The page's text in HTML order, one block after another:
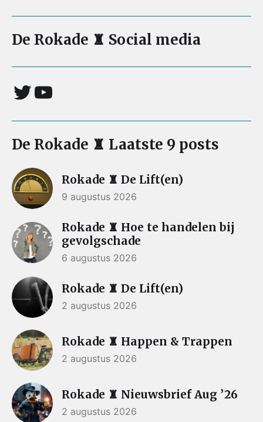
De Rokade ♜ Social media
De Rokade ♜ Laatste 9 posts
Rokade ♜ De Lift(en)
9 augustus 2026
Rokade ♜ Hoe te handelen bij
gevolgschade
6 augustus 2026
Rokade ♜ De Lift(en)
2 augustus 2026
Rokade ♜ Happen & Trappen
2 augustus 2026
Rokade ♜ Nieuwsbrief Aug ’26
2 augustus 2026